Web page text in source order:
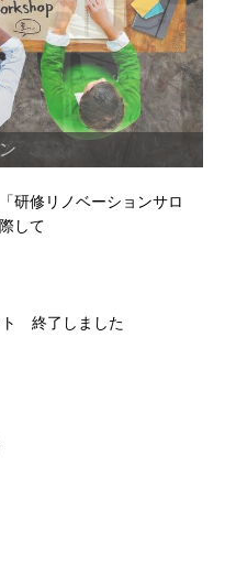
？
研修リノベーションサロ
して
ト 終了しました